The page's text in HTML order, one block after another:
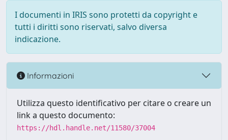
I documenti in IRIS sono protetti da copyright e
tutti i diritti sono riservati, salvo diversa
indicazione.
Informazioni
Utilizza questo identificativo per citare o creare un
link a questo documento:
https://hdl.handle.net/11580/37004